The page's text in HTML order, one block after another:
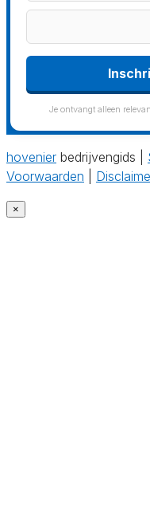
Je ontvangt alleen
hovenier bedrijvengids |
Voorwaarden
×